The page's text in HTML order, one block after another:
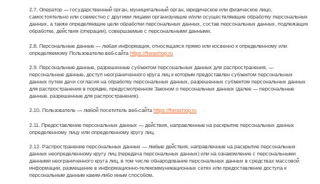
2.7. Оператор — государственный орган, муниципальный орган, юридическое или физическое лицо,
самостоятельно или совместно с другими лицами организующие и/или осуществляющие обработку персональных
данных, а также определяющие цели обработки персональных данных, состав персональных данных, подлежащих
обработке, действия (операции), совершаемые с персональными данными.
2.8. Персональные данные — любая информация, относящаяся прямо или косвенно к определенному или
определяемому Пользователю веб-сайта https://fierashop.ru
2.9. Персональные данные, разрешенные субъектом персональных данных для распространения, —
персональные данные, доступ неограниченного круга лиц к которым предоставлен субъектом персональных
данных путем дачи согласия на обработку персональных данных, разрешенных субъектом персональных данных
для распространения в порядке, предусмотренном Законом о персональных данных (далее — персональные
данные, разрешенные для распространения).
2.10. Пользователь — любой посетитель веб-сайта https://fierashop.ru
2.11. Предоставление персональных данных — действия, направленные на раскрытие персональных данных
определенному лицу или определенному кругу лиц.
2.12. Распространение персональных данных — любые действия, направленные на раскрытие персональных
данных неопределенному кругу лиц (передача персональных данных) или на ознакомление с персональными
данными неограниченного круга лиц, в том числе обнародование персональных данных в средствах массовой
информации, размещение в информационно-телекоммуникационных сетях или предоставление доступа к
персональным данным каким-либо иным способом.